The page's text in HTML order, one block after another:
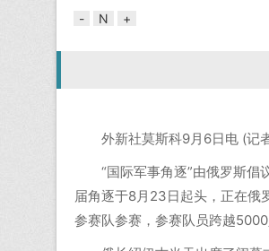
- N +
外新社莫斯科9月6日电 (记者
“国际军事角逐”由俄罗斯倡
届角逐于8月23日起头，正在俄
参赛队参赛，参赛队员跨越5000